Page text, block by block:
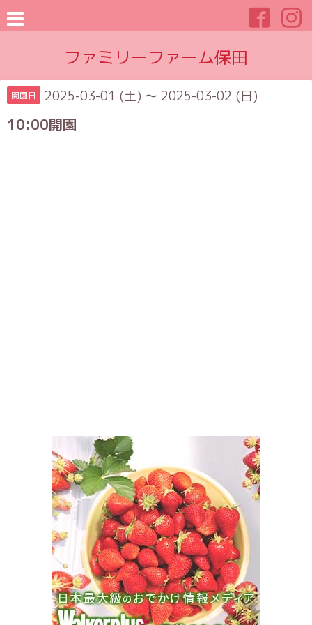
ファミリーファーム保田
開園日 2025-03-01 (土) ～ 2025-03-02 (日)
10:00開園